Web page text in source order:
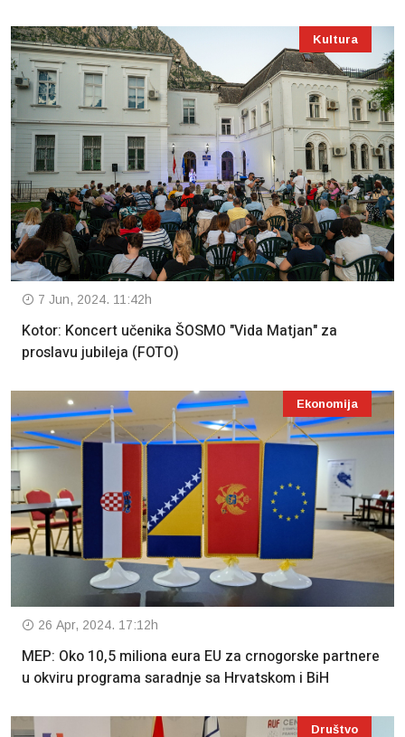
Kultura
7 Jun, 2024. 11:42h
Kotor: Koncert učenika ŠOSMO "Vida Matjan" za
proslavu jubileja (FOTO)
Ekonomija
26 Apr, 2024. 17:12h
MEP: Oko 10,5 miliona eura EU za crnogorske partnere
u okviru programa saradnje sa Hrvatskom i BiH
Društvo